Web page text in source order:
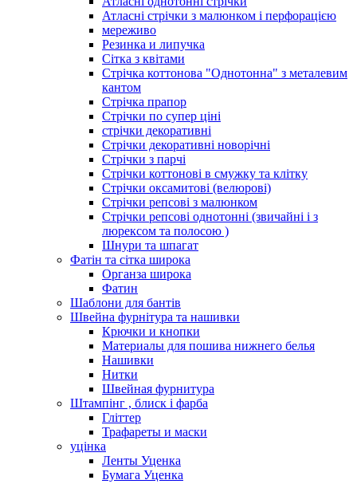
Атласні стрічки з малюнком і перфорацією
мереживо
Резинка и липучка
Сітка з квітами
Стрічка коттонова "Однотонна" з металевим
кантом
Стрічка прапор
Стрічки по супер ціні
стрічки декоративні
Стрічки декоративні новорічні
Стрічки з парчі
Стрічки коттонові в смужку та клітку
Стрічки оксамитові (велюрові)
Стрічки репсові з малюнком
Стрічки репсові однотонні (звичайні і з
люрексом та полосою )
Шнури та шпагат
Фатін та сітка широка
Органза широка
Фатин
Шаблони для бантів
Швейна фурнітура та нашивки
Крючки и кнопки
Материалы для пошива нижнего белья
Нашивки
Нитки
Швейная фурнитура
Штампінг , блиск і фарба
Гліттер
Трафареты и маски
уцінка
Ленты Уценка
Бумага Уценка